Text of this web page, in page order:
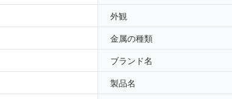
外観
金属の種類
ブランド名
製品名